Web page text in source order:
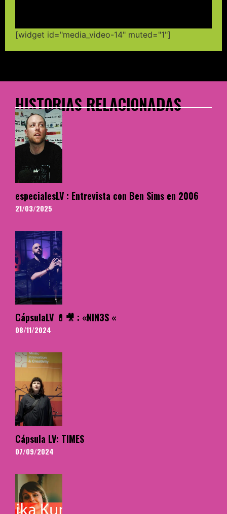
[widget id="media_video-14" muted="1"]
HISTORIAS RELACIONADAS
especialesLV : Entrevista con Ben Sims en 2006
21/03/2025
CápsulaLV 💊🎥 : «NIN3S «
08/11/2024
Cápsula LV: TIMES
07/09/2024